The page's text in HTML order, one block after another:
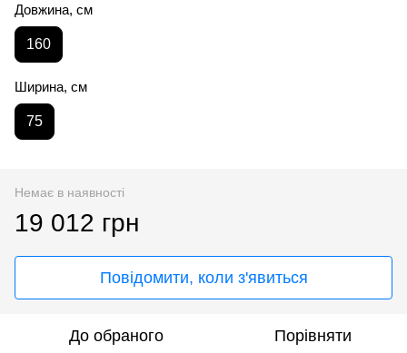
Довжина, см
160
Ширина, см
75
Немає в наявності
19 012 грн
Повідомити, коли з'явиться
До обраного Порівняти